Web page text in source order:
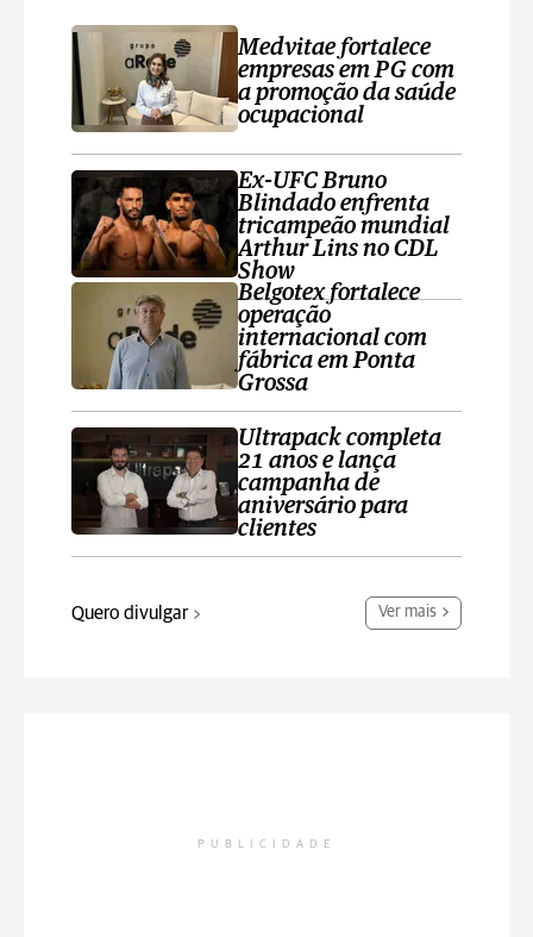
Medvitae fortalece
empresas em PG com
a promoção da saúde
ocupacional
Ex-UFC Bruno
Blindado enfrenta
tricampeão mundial
Arthur Lins no CDL
Show
Belgotex fortalece
operação
internacional com
fábrica em Ponta
Grossa
Ultrapack completa
21 anos e lança
campanha de
aniversário para
clientes
Quero divulgar Ver mais
PUBLICIDADE